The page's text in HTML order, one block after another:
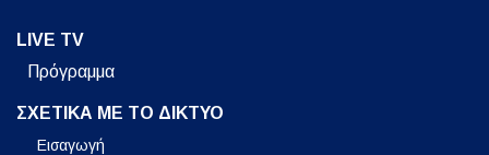
LIVE TV
Πρόγραμμα
ΣΧΕΤΙΚΑ ΜΕ ΤΟ ΔΙΚΤΥΟ
Εισαγωγή